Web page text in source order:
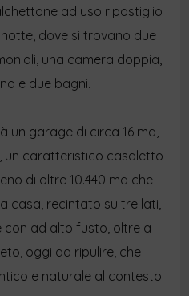
ad uso ripostiglio
dove si trovano due
una camera doppia,
e due bagni.
un garage di circa 16 mq,
un caratteristico casaletto
di oltre 10.440 mq che
casa, recintato su tre lati,
con ad alto fusto, oltre a
oggi da ripulire, che
e naturale al contesto.